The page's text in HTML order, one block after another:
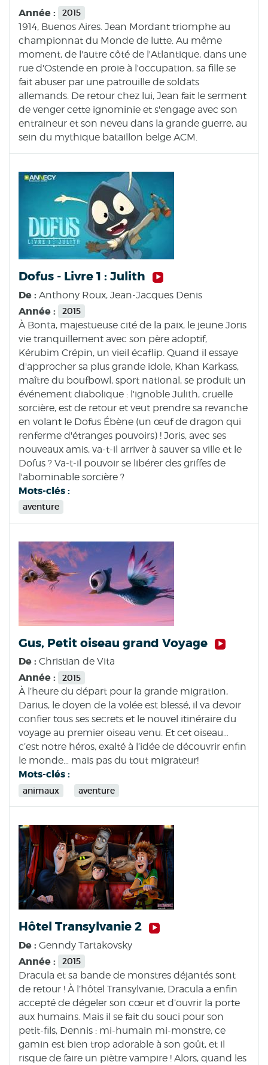
Année : 2015
1914, Buenos Aires. Jean Mordant triomphe au
championnat du Monde de lutte. Au même
moment, de l'autre côté de l'Atlantique, dans une
rue d'Ostende en proie à l'occupation, sa fille se
fait abuser par une patrouille de soldats
allemands. De retour chez lui, Jean fait le serment
de venger cette ignominie et s'engage avec son
entraineur et son neveu dans la grande guerre, au
sein du mythique bataillon belge ACM.
Dofus - Livre 1 : Julith
De : Anthony Roux, Jean-Jacques Denis
Année : 2015
À Bonta, majestueuse cité de la paix, le jeune Joris
vie tranquillement avec son père adoptif,
Kérubim Crépin, un vieil écaflip. Quand il essaye
d'approcher sa plus grande idole, Khan Karkass,
maître du boufbowl, sport national, se produit un
événement diabolique : l'ignoble Julith, cruelle
sorcière, est de retour et veut prendre sa revanche
en volant le Dofus Ébène (un œuf de dragon qui
renferme d'étranges pouvoirs) ! Joris, avec ses
nouveaux amis, va-t-il arriver à sauver sa ville et le
Dofus ? Va-t-il pouvoir se libérer des griffes de
l'abominable sorcière ?
Mots-clés :
aventure
Gus, Petit oiseau grand Voyage
De : Christian de Vita
Année : 2015
À l’heure du départ pour la grande migration,
Darius, le doyen de la volée est blessé, il va devoir
confier tous ses secrets et le nouvel itinéraire du
voyage au premier oiseau venu. Et cet oiseau…
c’est notre héros, exalté à l’idée de découvrir enfin
le monde… mais pas du tout migrateur!
Mots-clés :
animaux aventure
Hôtel Transylvanie 2
De : Genndy Tartakovsky
Année : 2015
Dracula et sa bande de monstres déjantés sont
de retour ! À l’hôtel Transylvanie, Dracula a enfin
accepté de dégeler son cœur et d’ouvrir la porte
aux humains. Mais il se fait du souci pour son
petit-fils, Dennis : mi-humain mi-monstre, ce
gamin est bien trop adorable à son goût, et il
risque de faire un piètre vampire ! Alors, quand les